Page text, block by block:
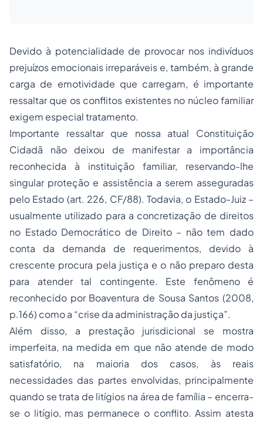
Devido à potencialidade de provocar nos indivíduos
prejuízos emocionais irreparáveis e, também, à grande
carga de emotividade que carregam, é importante
ressaltar que os conflitos existentes no núcleo familiar
exigem especial tratamento.
Importante ressaltar que nossa atual Constituição
Cidadã não deixou de manifestar a importância
reconhecida à instituição familiar, reservando-lhe
singular proteção e assistência a serem asseguradas
pelo Estado (art. 226, CF/88). Todavia, o Estado-Juiz –
usualmente utilizado para a concretização de direitos
no Estado Democrático de Direito – não tem dado
conta da demanda de requerimentos, devido à
crescente procura pela justiça e o não preparo desta
para atender tal contingente. Este fenômeno é
reconhecido por Boaventura de Sousa Santos (2008,
p.166) como a “crise da administração da justiça”.
Além disso, a prestação jurisdicional se mostra
imperfeita, na medida em que não atende de modo
satisfatório, na maioria dos casos, às reais
necessidades das partes envolvidas, principalmente
quando se trata de litígios na área de família – encerra-
se o litígio, mas permanece o conflito. Assim atesta